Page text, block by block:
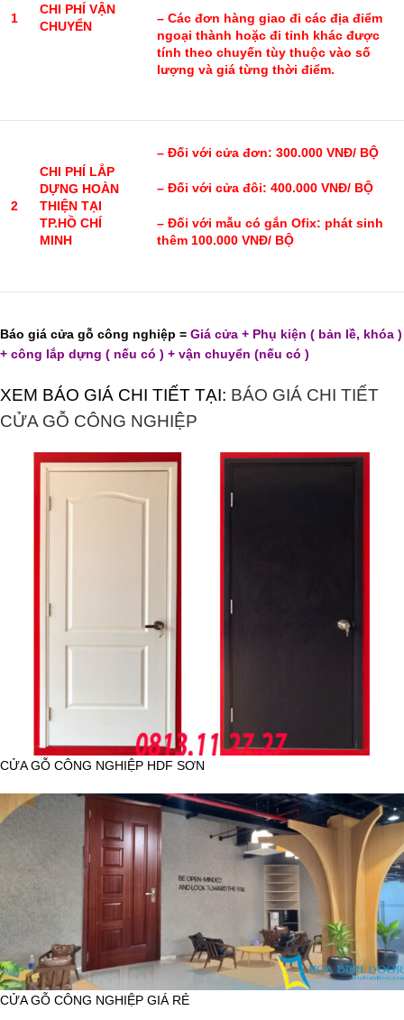
1
CHI PHÍ VẬN
CHUYỂN
– Các đơn hàng giao đi các địa điểm
ngoại thành hoặc đi tỉnh khác được
tính theo chuyến tùy thuộc vào số
lượng và giá từng thời điểm.
2
CHI PHÍ LẮP
DỰNG HOÀN
THIỆN TẠI
TP.HỒ CHÍ
MINH
– Đối với cửa đơn: 300.000 VNĐ/ BỘ
– Đối với cửa đôi: 400.000 VNĐ/ BỘ
– Đối với mẫu có gắn Ofix: phát sinh
thêm 100.000 VNĐ/ BỘ
Báo giá cửa gỗ công nghiệp = Giá cửa + Phụ kiện ( bản lề, khóa )
+ công lắp dựng ( nếu có ) + vận chuyển (nếu có )
XEM BÁO GIÁ CHI TIẾT TẠI: BÁO GIÁ CHI TIẾT
CỬA GỖ CÔNG NGHIỆP
CỬA GỖ CÔNG NGHIỆP HDF SƠN
CỬA GỖ CÔNG NGHIỆP GIÁ RẺ